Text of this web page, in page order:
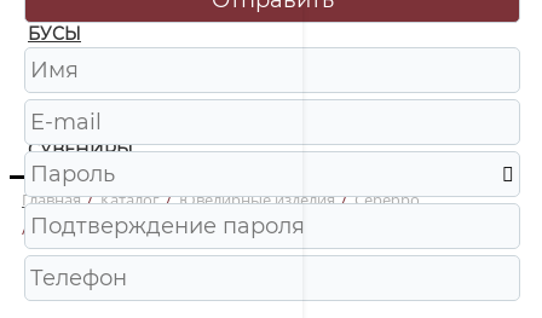
БУСЫ
ЧАСЫ
ШКАТУЛКИ
СУВЕНИРЫ
Главная / Каталог / Ювелирные изделия / Серебро
/
84045 Подвеска Ag 925